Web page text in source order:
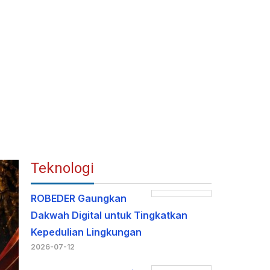
Teknologi
ROBEDER Gaungkan
Dakwah Digital untuk Tingkatkan
Kepedulian Lingkungan
2026-07-12